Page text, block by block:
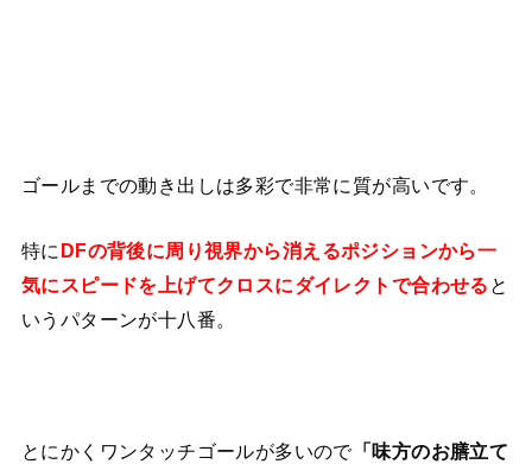
ゴールまでの動き出しは多彩で非常に質が高いです。
特に DFの背後に周り視界から消えるポジションから一
気にスピードを上げてクロスにダイレクトで合わせる と
いうパターンが十八番。
とにかくワンタッチゴールが多いので「味方のお膳立て